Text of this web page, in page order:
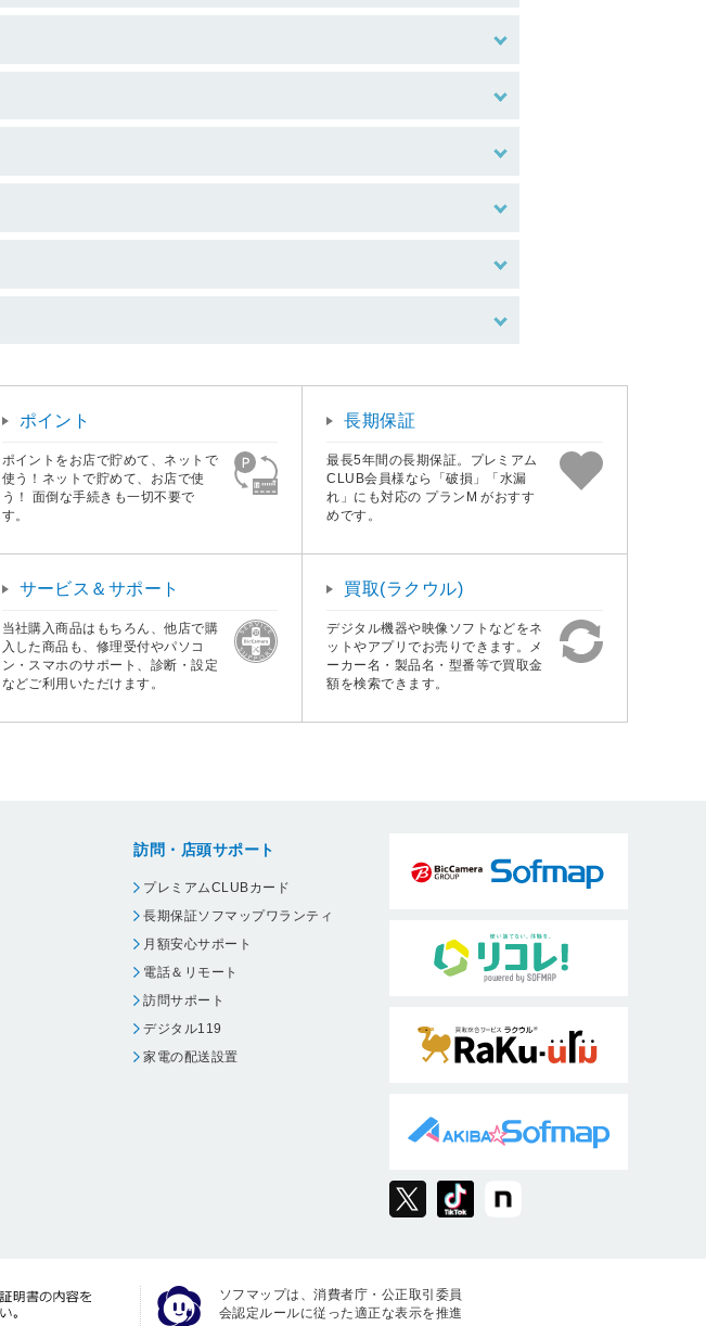
ポイント
ポイントをお店で貯めて、ネットで
使う！ネットで貯めて、お店で使
う！ 面倒な手続きも一切不要で
す。
長期保証
最長5年間の長期保証。プレミアム
CLUB会員様なら「破損」「水漏
れ」にも対応の プランM がおすす
めです。
サービス＆サポート
当社購入商品はもちろん、他店で購
入した商品も、修理受付やパソコ
ン・スマホのサポート、診断・設定
などご利用いただけます。
買取(ラクウル)
デジタル機器や映像ソフトなどをネ
ットやアプリでお売りできます。メ
ーカー名・製品名・型番等で買取金
額を検索できます。
訪問・店頭サポート
プレミアムCLUBカード
長期保証ソフマップワランティ
月額安心サポート
電話＆リモート
訪問サポート
デジタル119
家電の配送設置
ソフマップは、消費者庁・公正取引委員
会認定ルールに従った適正な表示を推進